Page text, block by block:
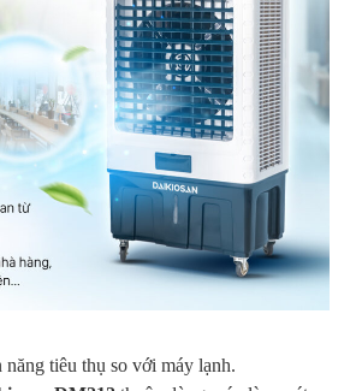
tiêu thụ so với máy lạnh.